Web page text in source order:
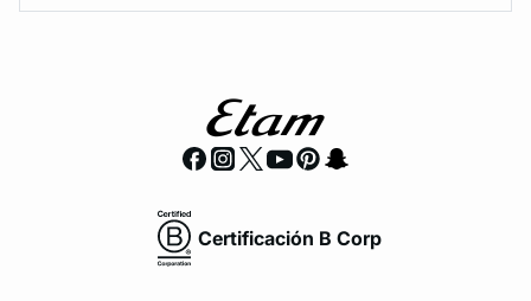
Certificación B Corp